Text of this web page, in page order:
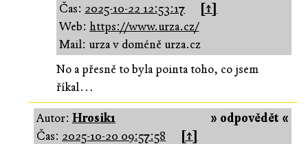
Čas: 2025-10-22 12:53:17
[↑]
Web:https://www.urza.cz/
Mail: urza v doméně urza.cz
No a přesně to byla pointa toho, co jsem
říkal…
» odpovědět «
Autor: Hrosik1
Čas: 2025-10-20 09:57:58
[↑]